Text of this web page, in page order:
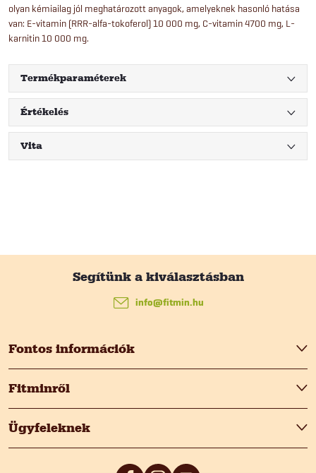
olyan kémiailag jól meghatározott anyagok, amelyeknek hasonló hatása
van: E-vitamin (RRR-alfa-tokoferol) 10 000 mg, C-vitamin 4700 mg, L-
karnitin 10 000 mg.
Termékparaméterek
Értékelés
Vita
b
é
c
Fontos információk
Fitminről
Ügyfeleknek
info@fitmin.hu